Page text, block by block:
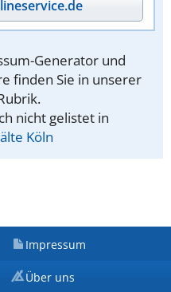
Generator und
finden Sie in unserer
nicht gelistet in
Köln
Impressum
Über uns